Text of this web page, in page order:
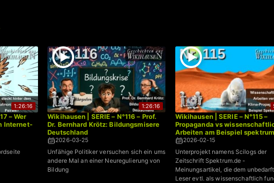
1:26:16
– Wer
Internet-
1:26:16
Wikihausen | SERIE – N°116 – Prof.
Dr. Bernhard Krötz: Bildungsmisere
Deutschland
2026-03-25
Unfähige Politiker versuchen sich ein ums
andere Mal an einer Neuregulierung von
Bildung
Wikihausen | SERIE – N°115 –
Propaganda vs
Arbeiten am Beispiel
2026-02-15
Unterprojekt namens Scilogs der
Zeitschrift Spektrum.de -
Meinungsartikel, die dem
Leser evtl. als wissenschaftlich